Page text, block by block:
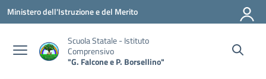
Vai ai contenuti
Vai al menu di navigazione
Vai al footer
Ministero dell'Istruzione e del Merito
Scuola Statale - Istituto
Comprensivo
"G. Falcone e P. Borsellino"